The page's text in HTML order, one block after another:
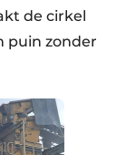
de cirkel
puin zonder